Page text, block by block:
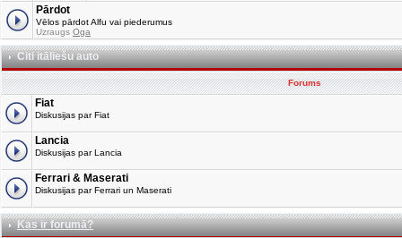
Pārdot
Vēlos pārdot Alfu vai piederumus
Uzraugs Oga
Citi itāliešu auto
Forums
Fiat
Diskusijas par Fiat
Lancia
Diskusijas par Lancia
Ferrari & Maserati
Diskusijas par Ferrari un Maserati
Kas ir forumā?